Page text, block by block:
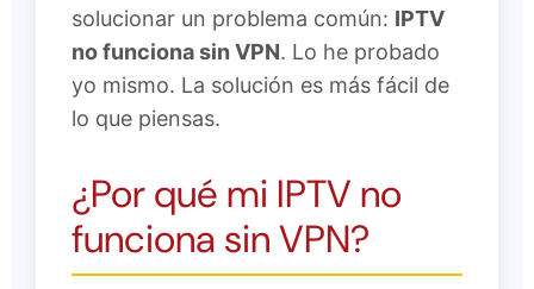
solucionar un problema común: IPTV
no funciona sin VPN. Lo he probado
yo mismo. La solución es más fácil de
lo que piensas.
¿Por qué mi IPTV no
funciona sin VPN?